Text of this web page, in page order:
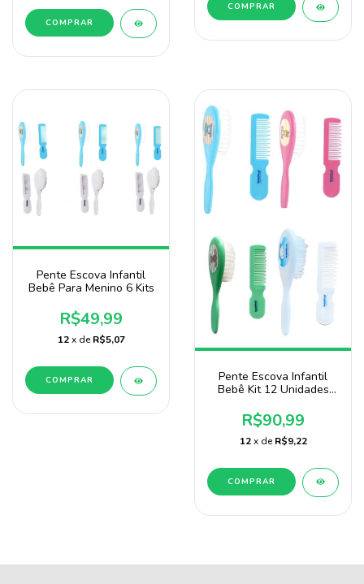
COMPRAR
COMPRAR
Pente Escova Infantil
Bebê Para Menino 6 Kits
R$49,99
12 x deR$5,07
Pente Escova Infantil
Bebê Kit 12 Unidades
R$90,99
12 x deR$9,22
COMPRAR